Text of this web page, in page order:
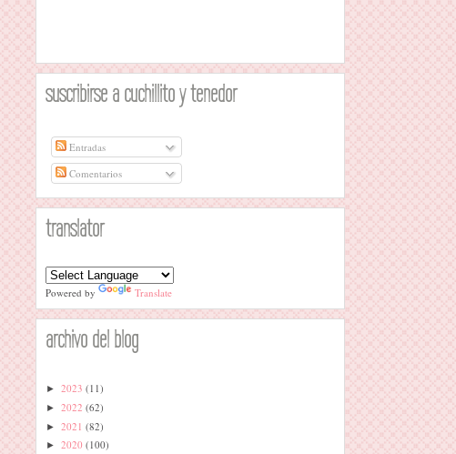
suscribirse a cuchillito y tenedor
Entradas
Comentarios
translator
Powered by Translate
archivo del blog
► 2023 (11)
► 2022 (62)
► 2021 (82)
► 2020 (100)